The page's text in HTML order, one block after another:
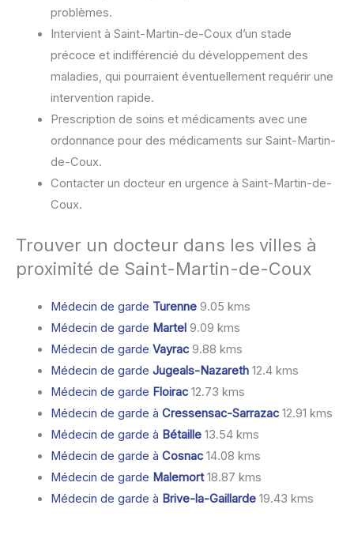
problèmes.
Intervient à Saint-Martin-de-Coux d’un stade
précoce et indifférencié du développement des
maladies, qui pourraient éventuellement requérir une
intervention rapide.
Prescription de soins et médicaments avec une
ordonnance pour des médicaments sur Saint-Martin-
de-Coux.
Contacter un docteur en urgence à Saint-Martin-de-
Coux.
Trouver un docteur dans les villes à
proximité de Saint-Martin-de-Coux
Médecin de garde Turenne9.05 kms
Médecin de garde Martel9.09 kms
Médecin de garde Vayrac9.88 kms
Médecin de garde Jugeals-Nazareth12.4 kms
Médecin de garde Floirac12.73 kms
Médecin de garde à Cressensac-Sarrazac12.91 kms
Médecin de garde à Bétaille13.54 kms
Médecin de garde à Cosnac14.08 kms
Médecin de garde Malemort18.87 kms
Médecin de garde à Brive-la-Gaillarde19.43 kms